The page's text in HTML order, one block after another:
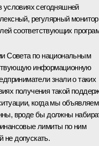
условиях сегодняшней
регулярный
соответствующих
Совета по национальным
информационную
знали о таких
получения такой
когда мы объявляем
вроде бы должны
лимиты по ним
не допускать.